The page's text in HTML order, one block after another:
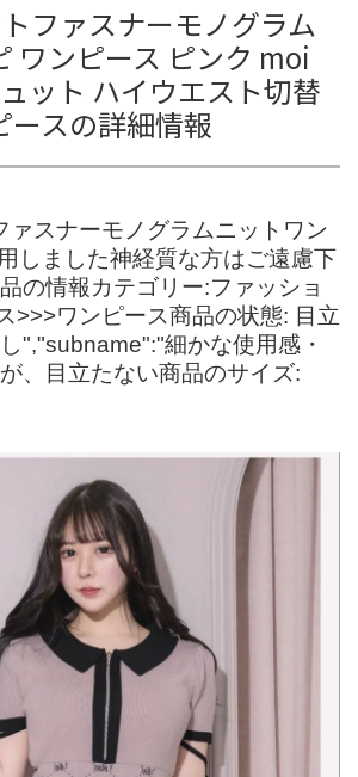
ファスナーモノグラム
ワンピース ピンク moi
ット ハイウエスト切替
ースの詳細情報
ァスナーモノグラムニットワン
しました神経質な方はご遠慮下
の情報カテゴリー:ファッショ
>>>ワンピース商品の状態: 目立
","subname":"細かな使用感・
、目立たない商品のサイズ: